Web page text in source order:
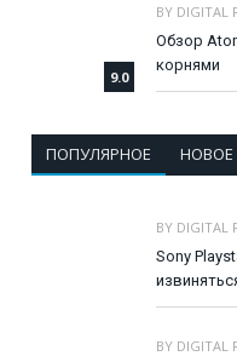
9.0
BY DIGITAL
Обзор
корнями
ПОПУЛЯРНОЕ НОВОЕ
BY DIGITAL
Sony
BY DIGITAL